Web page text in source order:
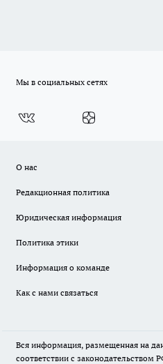
Мы в социальных сетях
О нас
Редакционная политика
Юридическая информация
Политика этики
Информация о команде
Как с нами связаться
Вся информация, размещенная на
соответствии с законодательством